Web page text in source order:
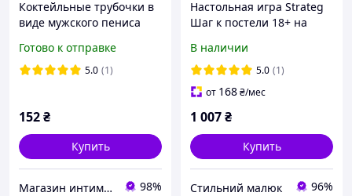
Коктейльные трубочки в
виде мужского пениса
Готово к отправке
5.0 (1)
152₴
Купить
Магазин интимных товаров "WeLove" 98%
Настольная игра Strateg
Шаг к постели 18+ на
В наличии
5.0 (1)
от 168₴/мес
1 007₴
Купить
Стильний малюк 96%